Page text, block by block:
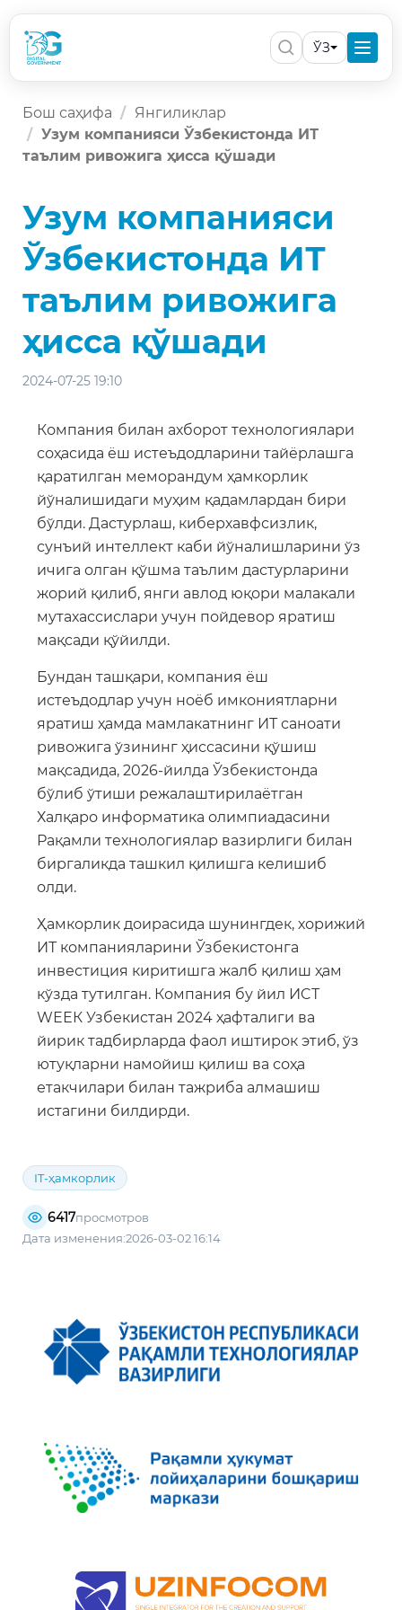
ЎЗ
Бош саҳифа
Янгиликлар
Узум компанияси Ўзбекистонда ИТ
таълим ривожига ҳисса қўшади
Узум компанияси
Ўзбекистонда ИТ
таълим ривожига
ҳисса қўшади
2024-07-25 19:10
Компания билан ахборот технологиялари
соҳасида ёш истеъдодларини тайёрлашга
қаратилган меморандум ҳамкорлик
йўналишидаги муҳим қадамлардан бири
бўлди. Дастурлаш, киберхавфсизлик,
сунъий интеллект каби йўналишларини ўз
ичига олган қўшма таълим дастурларини
жорий қилиб, янги авлод юқори малакали
мутахассислари учун пойдевор яратиш
мақсади қўйилди.
Бундан ташқари, компания ёш
истеъдодлар учун ноёб имкониятларни
яратиш ҳамда мамлакатнинг ИТ саноати
ривожига ўзининг ҳиссасини қўшиш
мақсадида, 2026-йилда Ўзбекистонда
бўлиб ўтиши режалаштирилаётган
Халқаро информатика олимпиадасини
Рақамли технологиялар вазирлиги билан
биргаликда ташкил қилишга келишиб
олди.
Ҳамкорлик доирасида шунингдек, хорижий
ИТ компанияларини Ўзбекистонга
инвестиция киритишга жалб қилиш ҳам
кўзда тутилган. Компания бу йил ИCТ
WЕЕК Узбекистан 2024 ҳафталиги ва
йирик тадбирларда фаол иштирок этиб, ўз
ютуқларни намойиш қилиш ва соҳа
етакчилари билан тажриба алмашиш
истагини билдирди.
IT-ҳамкорлик
6417просмотров
Дата изменения:2026-03-02 16:14